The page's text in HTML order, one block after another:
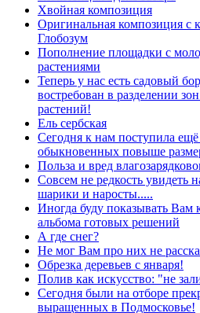
Хвойная композиция
Оригинальная композиция с
Глобозум
Пополнение площадки с
растениями
Теперь у нас есть садовый
востребован в разделении
растений!
Ель сербская
Сегодня к нам поступила ещё
обыкновенных повыше
Польза и вред
Совсем не редкость увидеть
шарики и наросты.....
Иногда буду показывать Вам
альбома готовых решений
А где снег?
Не мог Вам про них не
Обрезка деревьев с января!
Полив как искусство: "не
Сегодня были на отборе
выращенных в Подмосковье!